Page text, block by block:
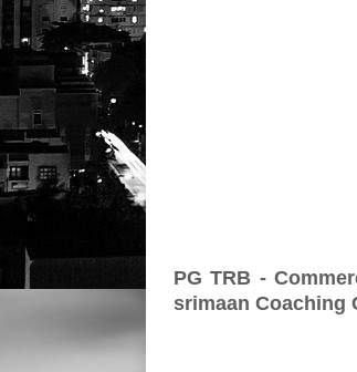
PG TRB -
srimaan Coaching